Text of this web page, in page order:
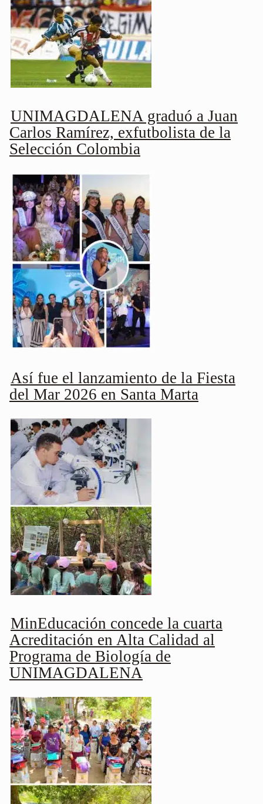
UNIMAGDALENA graduó a Juan
Carlos Ramírez, exfutbolista de la
Selección Colombia
Así fue el lanzamiento de la Fiesta
del Mar 2026 en Santa Marta
MinEducación concede la cuarta
Acreditación en Alta Calidad al
Programa de Biología de
UNIMAGDALENA